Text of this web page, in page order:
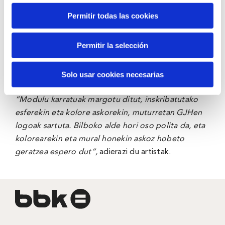
Permitir todas las cookies
Permitir la selección
Solo usar cookies necesarias
hasiko da murala egiten.
harmoniatsua, non protagonistak tunelaren azalera
konplexura oso ondo egokituko diren forma
geometrikoak diren.
“Modulu karratuak margotu ditut, inskribatutako
esferekin eta kolore askorekin, muturretan GJHen
logoak sartuta. Bilboko alde hori oso polita da, eta
kolorearekin eta mural honekin askoz hobeto
geratzea espero dut”, adierazi du artistak.